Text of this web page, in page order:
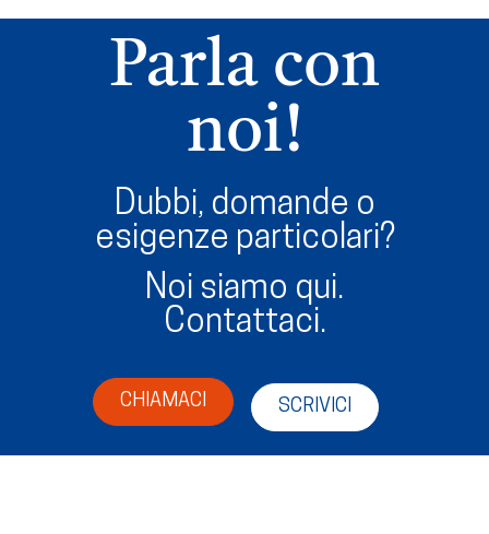
Parla con
noi!
Dubbi, domande o
esigenze particolari?
Noi siamo qui.
Contattaci.
CHIAMACI SCRIVICI